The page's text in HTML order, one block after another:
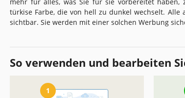
türkise Farbe, die von hell zu dunkel wechselt.
sichtbar. Sie werden mit einer solchen Werbung
So verwenden und bearbeiten
1